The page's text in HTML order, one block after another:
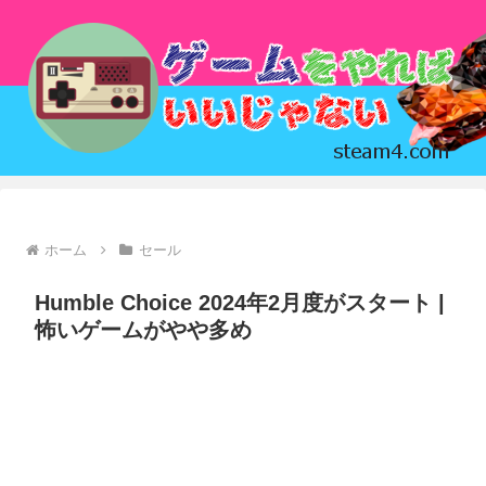
ホーム セール
Humble Choice 2024年2月度がスタート |
怖いゲームがやや多め